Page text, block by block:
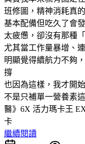
班修圖，精神消耗真
基本配備但吃久了會
太疲憊，卻沒有那種
尤其當工作量暴增、
明顯覺得續航力不夠
撐
也因為這樣，我才開
不是只補單一營養素
醫》6X 活力瑪卡王
卡
繼續閱讀